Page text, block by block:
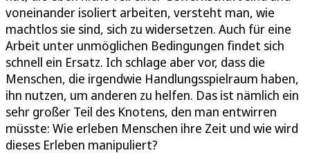
voneinander isoliert arbeiten, versteht man, wie
machtlos sie sind, sich zu widersetzen. Auch für eine
Arbeit unter unmöglichen Bedingungen findet sich
schnell ein Ersatz. Ich schlage aber vor, dass die
Menschen, die irgendwie Handlungsspielraum haben,
ihn nutzen, um anderen zu helfen. Das ist nämlich ein
sehr großer Teil des Knotens, den man entwirren
müsste: Wie erleben Menschen ihre Zeit und wie wird
dieses Erleben manipuliert?